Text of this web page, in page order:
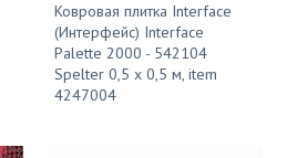
Ковровая плитка Interface
(Интерфейс) Interface
Palette 2000 - 542104
Spelter 0,5 x 0,5 м, item
4247004